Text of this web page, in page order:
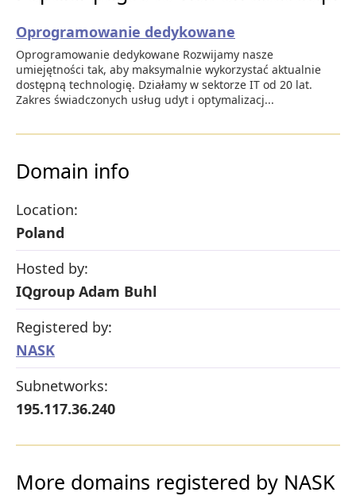
Oprogramowanie dedykowane
Oprogramowanie dedykowane Rozwijamy nasze
umiejętności tak, aby maksymalnie wykorzystać aktualnie
dostępną technologię. Działamy w sektorze IT od 20 lat.
Zakres świadczonych usług udyt i optymalizacj...
Domain info
Location:
Poland
Hosted by:
IQgroup Adam Buhl
Registered by:
NASK
Subnetworks:
195.117.36.240
More domains registered by NASK